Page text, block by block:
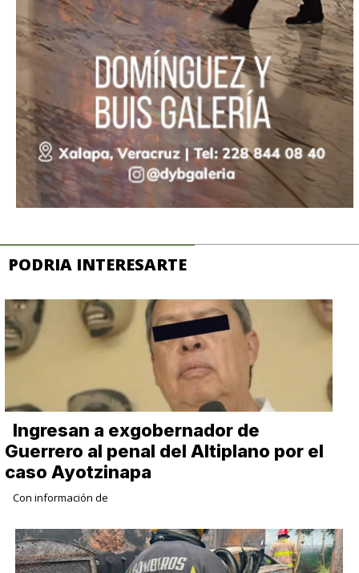
PODRIA INTERESARTE
Ingresan a exgobernador de
Guerrero al penal del Altiplano por el
caso Ayotzinapa
Con información de